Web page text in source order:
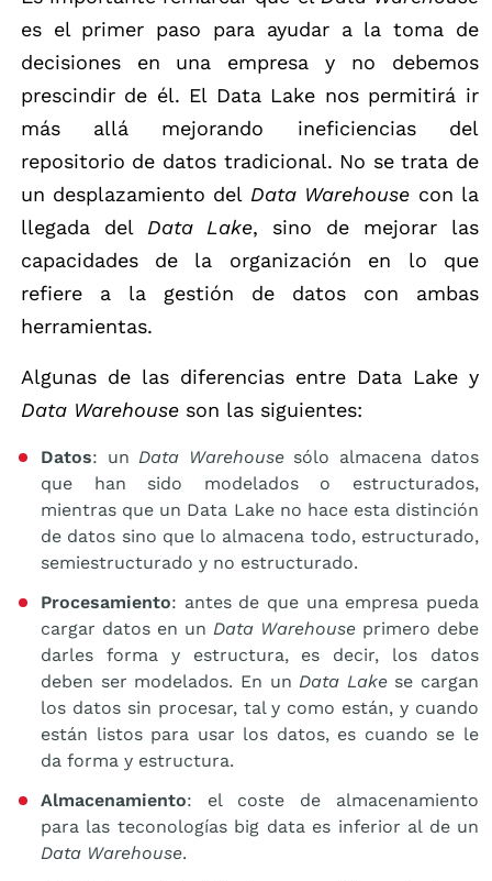
es el primer paso para ayudar a la toma de
decisiones en una empresa y no debemos
prescindir de él. El Data Lake nos permitirá ir
más allá mejorando ineficiencias del
repositorio de datos tradicional. No se trata de
un desplazamiento del Data Warehouse con la
llegada del Data Lake, sino de mejorar las
capacidades de la organización en lo que
refiere a la gestión de datos con ambas
herramientas.
Algunas de las diferencias entre Data Lake y
Data Warehouse son las siguientes:
Datos: un Data Warehouse sólo almacena datos
que han sido modelados o estructurados,
mientras que un Data Lake no hace esta distinción
de datos sino que lo almacena todo, estructurado,
semiestructurado y no estructurado.
Procesamiento: antes de que una empresa pueda
cargar datos en un Data Warehouse primero debe
darles forma y estructura, es decir, los datos
deben ser modelados. En unData Lake se cargan
los datos sin procesar, tal y como están, y cuando
están listos para usar los datos, es cuando se le
da forma y estructura.
Almacenamiento: el coste de almacenamiento
para las teconologías big data es inferior al de un
Data Warehouse.